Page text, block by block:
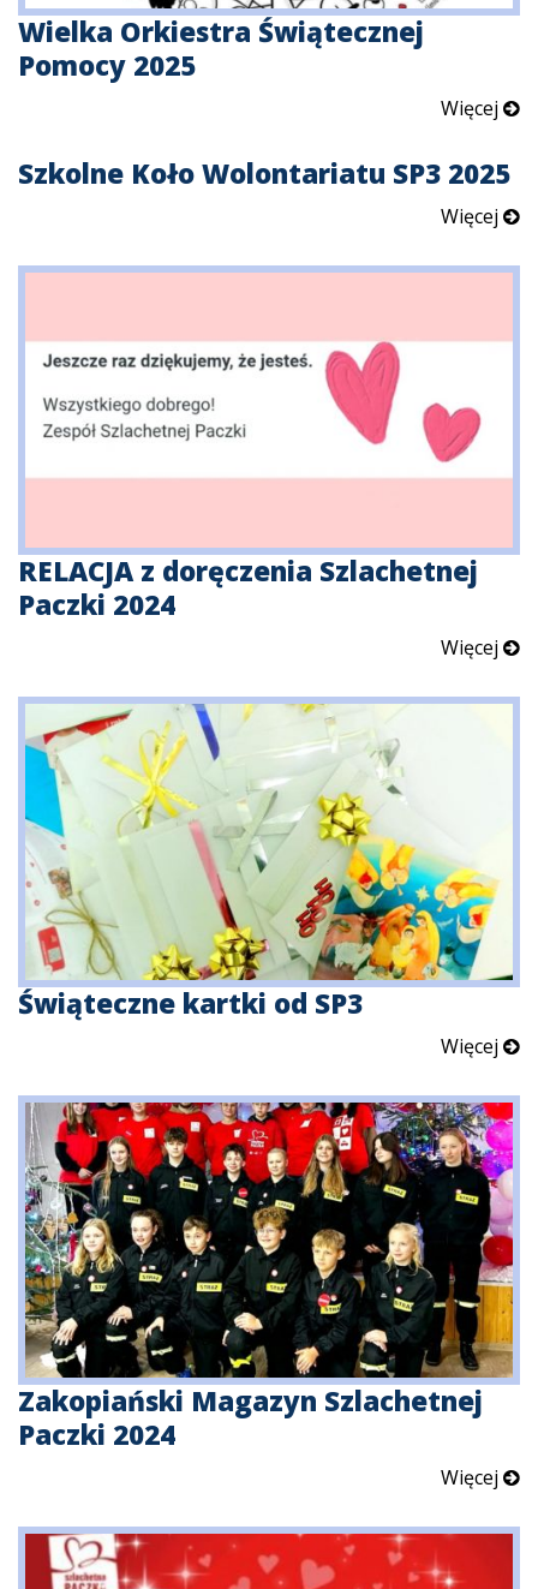
Wielka Orkiestra Świątecznej
Pomocy 2025
Więcej
Szkolne Koło Wolontariatu SP3 2025
Więcej
RELACJA z doręczenia Szlachetnej
Paczki 2024
Więcej
Świąteczne kartki od SP3
Więcej
Zakopiański Magazyn Szlachetnej
Paczki 2024
Więcej